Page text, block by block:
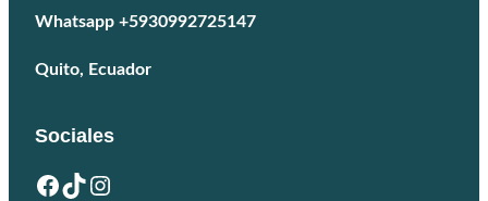
Whatsapp +5930992725147
Quito, Ecuador
Sociales
Facebook TikTok Instagram